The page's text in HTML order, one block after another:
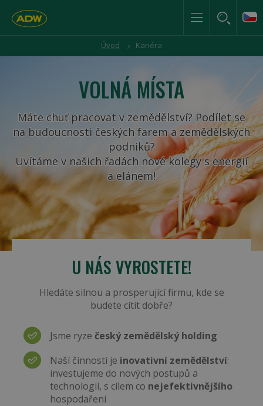
Úvod Kariéra
VOLNÁ MÍSTA
Máte chuť pracovat v zemědělství? Podílet se
na budoucnosti českých farem a zemědělských
podniků?
Uvítáme v našich řadách nové kolegy s energií
a elánem!
U NÁS VYROSTETE!
Hledáte silnou a prosperující firmu, kde se
budete cítit dobře?
Jsme ryze český zemědělský holding
Naší činností je inovativní zemědělství:
investujeme do nových postupů a
technologií, s cílem co nejefektivnějšího
hospodaření